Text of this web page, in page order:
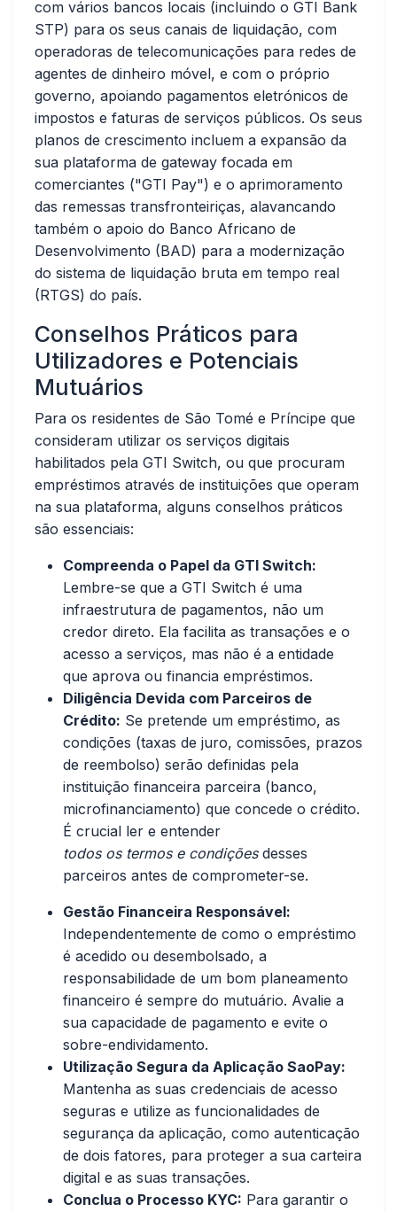
com vários bancos locais (incluindo o GTI Bank
STP) para os seus canais de liquidação, com
operadoras de telecomunicações para redes de
agentes de dinheiro móvel, e com o próprio
governo, apoiando pagamentos eletrónicos de
impostos e faturas de serviços públicos. Os seus
planos de crescimento incluem a expansão da
sua plataforma de gateway focada em
comerciantes ("GTI Pay") e o aprimoramento
das remessas transfronteiriças, alavancando
também o apoio do Banco Africano de
Desenvolvimento (BAD) para a modernização
do sistema de liquidação bruta em tempo real
(RTGS) do país.
Conselhos Práticos para
Utilizadores e Potenciais
Mutuários
Para os residentes de São Tomé e Príncipe que
consideram utilizar os serviços digitais
habilitados pela GTI Switch, ou que procuram
empréstimos através de instituições que operam
na sua plataforma, alguns conselhos práticos
são essenciais:
Compreenda o Papel da GTI Switch:
Lembre-se que a GTI Switch é uma
infraestrutura de pagamentos, não um
credor direto. Ela facilita as transações e o
acesso a serviços, mas não é a entidade
que aprova ou financia empréstimos.
Diligência Devida com Parceiros de
Crédito: Se pretende um empréstimo, as
condições (taxas de juro, comissões, prazos
de reembolso) serão definidas pela
instituição financeira parceira (banco,
microfinanciamento) que concede o crédito.
É crucial ler e entender
todos os termos e condiçõesdesses
parceiros antes de comprometer-se.
Gestão Financeira Responsável:
Independentemente de como o empréstimo
é acedido ou desembolsado, a
responsabilidade de um bom planeamento
financeiro é sempre do mutuário. Avalie a
sua capacidade de pagamento e evite o
sobre-endividamento.
Utilização Segura da Aplicação SaoPay:
Mantenha as suas credenciais de acesso
seguras e utilize as funcionalidades de
segurança da aplicação, como autenticação
de dois fatores, para proteger a sua carteira
digital e as suas transações.
Conclua o Processo KYC: Para garantir o